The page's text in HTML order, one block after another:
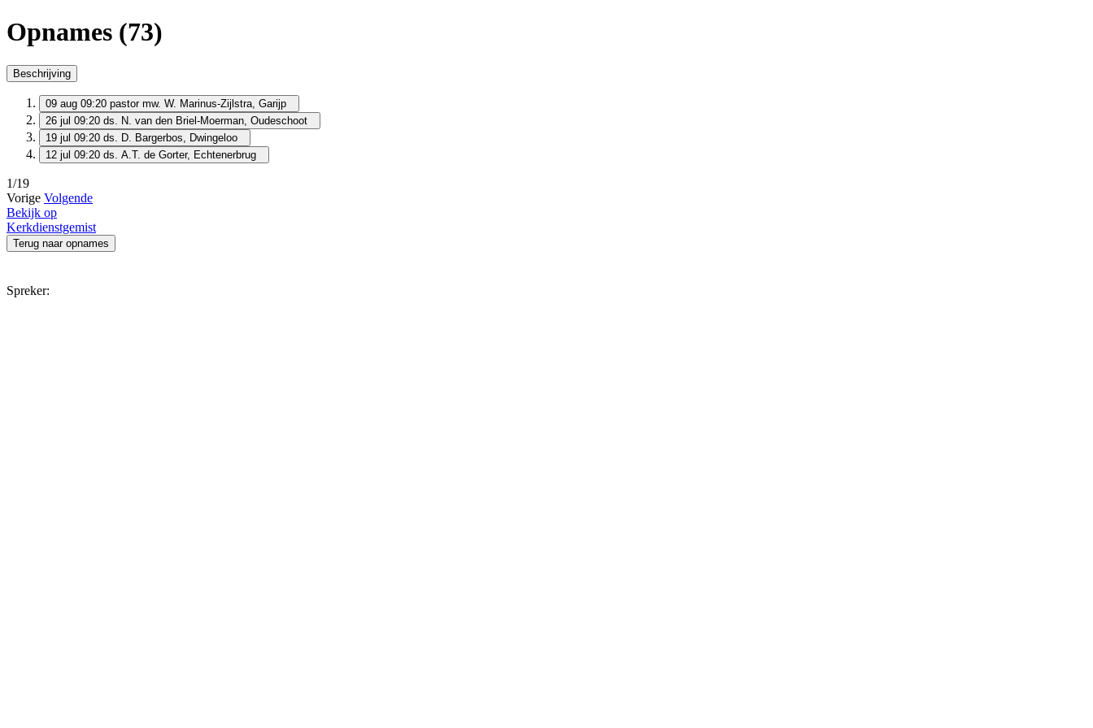
Opnames (73)
Beschrijving
09 aug 09:20 pastor mw. W. Marinus-Zijlstra, Garijp
26 jul 09:20 ds. N. van den Briel-Moerman, Oudeschoot
19 jul 09:20 ds. D. Bargerbos, Dwingeloo
12 jul 09:20 ds. A.T. de Gorter, Echtenerbrug
1/19
Vorige Volgende
Bekijk op
Kerkdienstgemist
Terug naar opnames
Spreker: